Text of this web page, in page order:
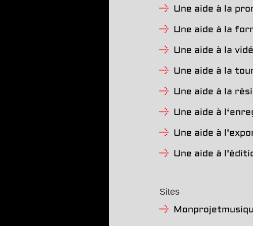
Une aide à la
Une aide à la
Une aide à la
Une aide à la
Une aide à la
Une aide à
Une aide à
Une aide à
Sites